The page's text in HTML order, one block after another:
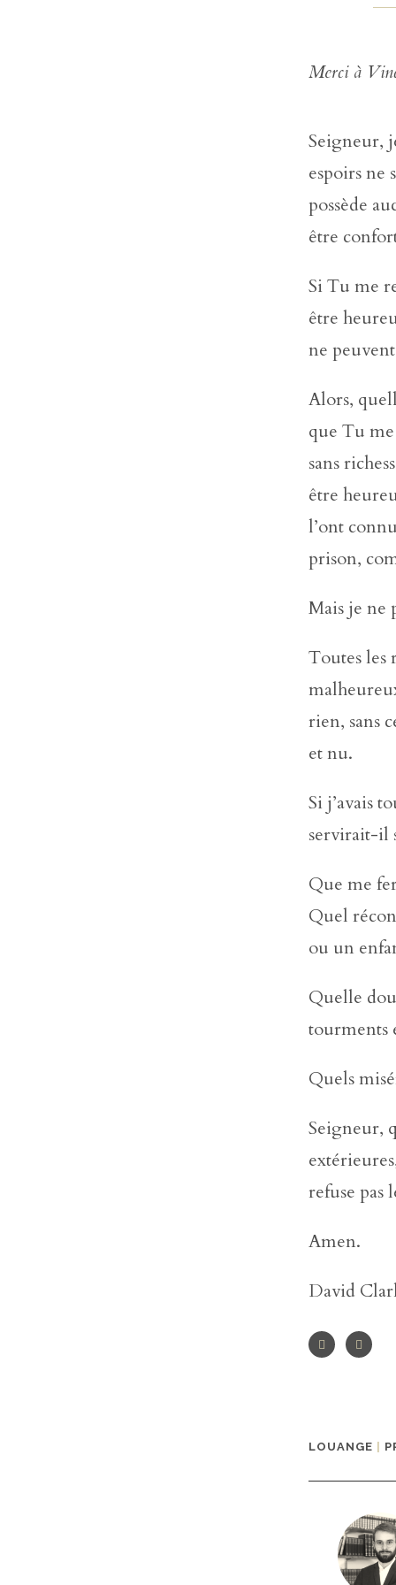
Merci à
Seigneur,
espoirs ne
possède
être
Si Tu me
être
ne
Alors,
que Tu
sans
être
l’ont
prison,
Mais je ne
Toutes les
rien, sans
et nu.
Si j’avais
servirait-il
Que me
Quel
ou un
Quelle
tourments
Quels
Seigneur,
refuse pas
Amen.
David
LOUANGE